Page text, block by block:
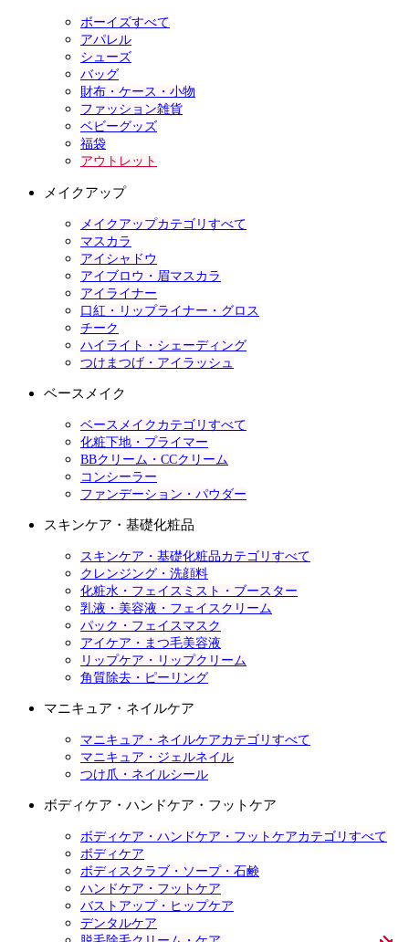
ボーイズすべて
アパレル
シューズ
バッグ
財布・ケース・小物
ファッション雑貨
ベビーグッズ
福袋
アウトレット
メイクアップ
メイクアップカテゴリすべて
マスカラ
アイシャドウ
アイブロウ・眉マスカラ
アイライナー
口紅・リップライナー・グロス
チーク
ハイライト・シェーディング
つけまつげ・アイラッシュ
ベースメイク
ベースメイクカテゴリすべて
化粧下地・プライマー
BBクリーム・CCクリーム
コンシーラー
ファンデーション・パウダー
スキンケア・基礎化粧品
スキンケア・基礎化粧品カテゴリすべて
クレンジング・洗顔料
化粧水・フェイスミスト・ブースター
乳液・美容液・フェイスクリーム
パック・フェイスマスク
アイケア・まつ毛美容液
リップケア・リップクリーム
角質除去・ピーリング
マニキュア・ネイルケア
マニキュア・ネイルケアカテゴリすべて
マニキュア・ジェルネイル
つけ爪・ネイルシール
ボディケア・ハンドケア・フットケア
ボディケア・ハンドケア・フットケアカテゴリすべて
ボディケア
ボディスクラブ・ソープ・石鹸
ハンドケア・フットケア
バストアップ・ヒップケア
デンタルケア